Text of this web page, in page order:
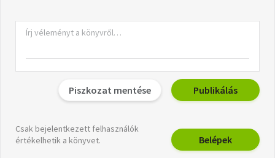
Piszkozat mentése Publikálás
Csak bejelentkezett felhasználók
értékelhetik a könyvet.
Belépek